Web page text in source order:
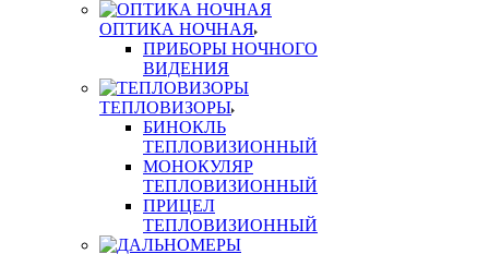
ОПТИКА НОЧНАЯ
ПРИБОРЫ НОЧНОГО
ВИДЕНИЯ
ТЕПЛОВИЗОРЫ
БИНОКЛЬ
ТЕПЛОВИЗИОННЫЙ
МОНОКУЛЯР
ТЕПЛОВИЗИОННЫЙ
ПРИЦЕЛ
ТЕПЛОВИЗИОННЫЙ